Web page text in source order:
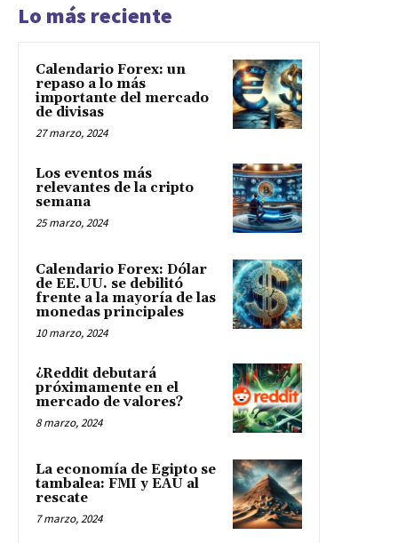
Lo más reciente
Calendario Forex: un
repaso a lo más
importante del mercado
de divisas
27 marzo, 2024
Los eventos más
relevantes de la cripto
semana
25 marzo, 2024
Calendario Forex: Dólar
de EE.UU. se debilitó
frente a la mayoría de las
monedas principales
10 marzo, 2024
¿Reddit debutará
próximamente en el
mercado de valores?
8 marzo, 2024
La economía de Egipto se
tambalea: FMI y EAU al
rescate
7 marzo, 2024